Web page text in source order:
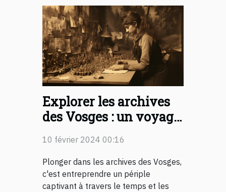
Explorer les archives
des Vosges : un voyage
dans le passé de la
région
10 février 2024 00:16
Plonger dans les archives des Vosges,
c'est entreprendre un périple
captivant à travers le temps et les